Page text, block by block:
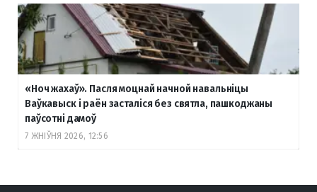
«Ноч жахаў». Пасля моцнай начной навальніцы
Ваўкавыск і раён засталіся без святла, пашкоджаны
паўсотні дамоў
7 ЖНІЎНЯ 2026, 12:56